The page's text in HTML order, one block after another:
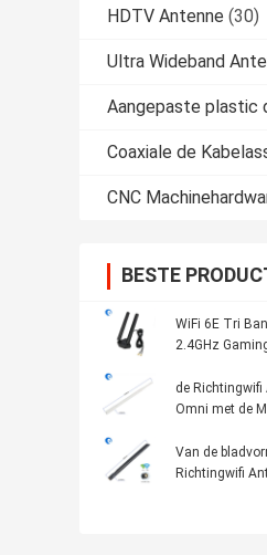
HDTV Antenne (30)
Ultra Wideband
Aangepaste plastic
Coaxiale de
CNC
BESTE
WiFi 6E Tri
2.4GHz
de Richtingwifi
Omni met de
Van de
Richtingwifi